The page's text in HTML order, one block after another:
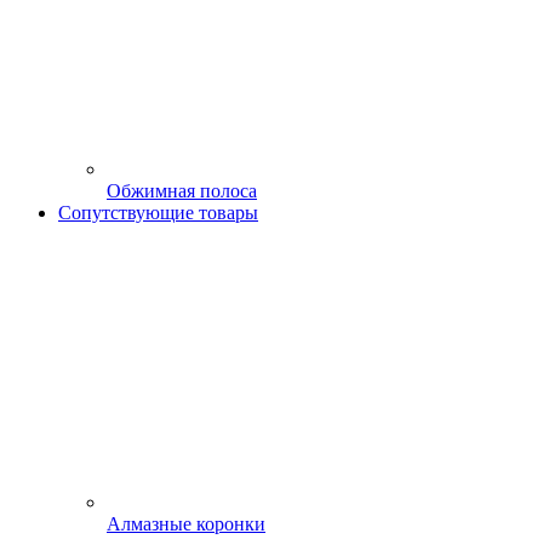
Обжимная полоса
Сопутствующие товары
Алмазные коронки